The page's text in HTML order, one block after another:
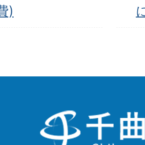
)
千
曲